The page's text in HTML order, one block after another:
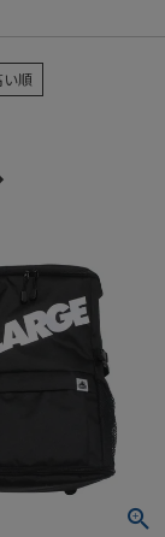
い順